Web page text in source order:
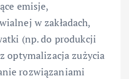
emisje,
w zakładach,
(np. do produkcji
optymalizacja zużycia
rozwiązaniami